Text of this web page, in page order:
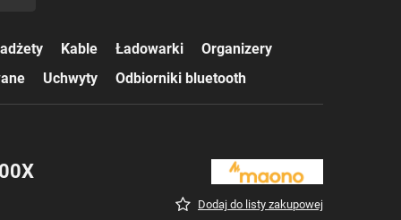
Kable Ładowarki
Organizery
Uchwyty Odbiorniki bluetooth
Dodaj do listy zakupowej